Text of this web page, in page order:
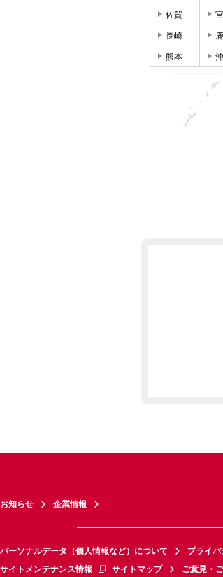
佐賀
長崎
熊本
お知らせ 企業情報
パーソナルデータ（個人情報など）について プライ
サイトメンテナンス情報
サイトマップ ご意見・